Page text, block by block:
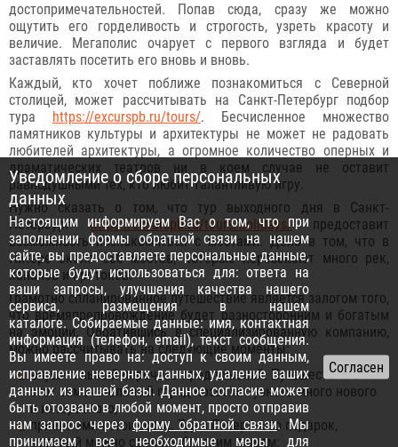
достопримечательностей. Попав сюда, сразу же можно
ощутить его горделивость и строгость, узреть красоту и
величие. Мегаполис очарует с первого взгляда и будет
заставлять посетить его вновь и вновь.
Каждый, кто хочет поближе познакомиться с Северной
столицей, может рассчитывать на Санкт-Петербург подбор
тура https://excurspb.ru/tours/. Бесчисленное множество
памятников культуры и архитектуры не может не радовать
любителей архитектуры, а огромное количество оперных и
драматических театров ни в коем случае не оставит
равнодушными тех, кто любит талантливую игру.
Нужно сказать о том, что тур выходного дня в Санкт-
Петербургhttps://excurspb.ru/tours/holidays/предоставит
возможность познакомиться с мостами. Дело в том, что в
Питере около 580 мостов, которые пересекают много рек,
каналов и протоков.
Грамотно спланированное путешествие является залогом того,
что времяпрепровождение будет разносторонним и богатым
на эмоции. Обратившись в специализированную компанию,
можно рассчитывать на следующие моменты:
внушительный перечень предложений. Путешествие в
этот замечательный город позволит узнать много нового
и интересного;
приемлемая стоимость. Тур в Питер – это подарок,
который можно сделать близким людям;
Уведомление о сборе персональных
данных
Настоящим информируем Вас о том, что при
заполнении формы обратной связи на нашем
сайте, вы предоставляете персональные данные,
которые будут использоваться для: ответа на
ваши запросы, улучшения качества нашего
сервиса, размещения в нашем
каталоге. Собираемые данные: имя, контактная
информация (телефон, email), текст сообщения.
Вы имеете право на: доступ к своим данным,
исправление неверных данных, удаление ваших
данных из нашей базы. Данное согласие может
быть отозвано в любой момент, просто отправив
нам запрос черезформу обратной связи. Мы
принимаем все необходимые меры для